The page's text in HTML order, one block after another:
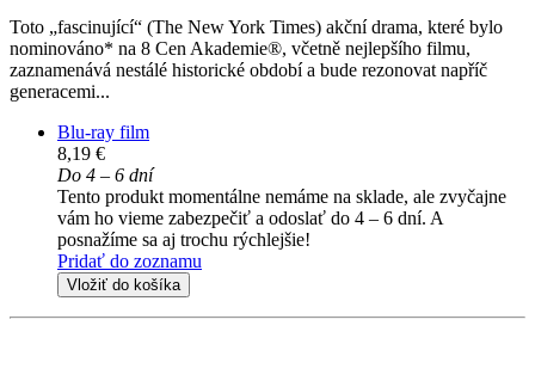
Toto „fascinující“ (The New York Times) akční drama, které bylo
nominováno* na 8 Cen Akademie®, včetně nejlepšího filmu,
zaznamenává nestálé historické období a bude rezonovat napříč
generacemi...
Blu-ray film
8,19 €
Do 4 – 6 dní
Tento produkt momentálne nemáme na sklade, ale zvyčajne
vám ho vieme zabezpečiť a odoslať do 4 – 6 dní. A
posnažíme sa aj trochu rýchlejšie!
Pridať do zoznamu
Vložiť do košíka